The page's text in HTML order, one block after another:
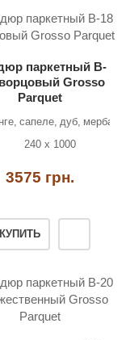
паркетный B-
Grosso
Parquet
сапеле дуб мербау
240 х 1000
3575 грн.
КУПИТЬ